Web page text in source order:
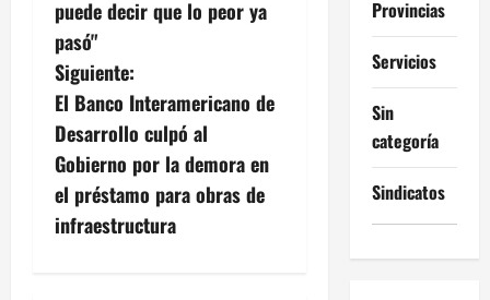
e
g
a
c
i
puede decir que lo peor ya
pasó"
Siguiente:
El Banco Interamericano de
Desarrollo culpó al
Gobierno por la demora en
el préstamo para obras de
infraestructura
Provincias
Servicios
Sin
categoría
Sindicatos